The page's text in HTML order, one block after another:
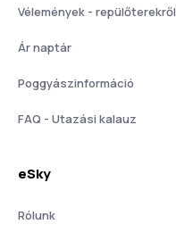
Vélemények - repülőterekről
Ár naptár
Poggyászinformáció
FAQ - Utazási kalauz
eSky
Rólunk